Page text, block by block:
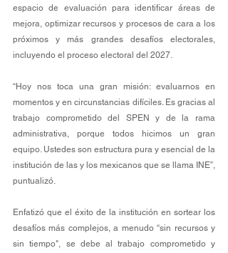
espacio de evaluación para identificar áreas de
mejora, optimizar recursos y procesos de cara a los
próximos y más grandes desafíos electorales,
incluyendo el proceso electoral del 2027.
“Hoy nos toca una gran misión: evaluarnos en
momentos y en circunstancias difíciles. Es gracias al
trabajo comprometido del SPEN y de la rama
administrativa, porque todos hicimos un gran
equipo. Ustedes son estructura pura y esencial de la
institución de las y los mexicanos que se llama INE”,
puntualizó.
Enfatizó que el éxito de la institución en sortear los
desafíos más complejos, a menudo “sin recursos y
sin tiempo", se debe al trabajo comprometido y